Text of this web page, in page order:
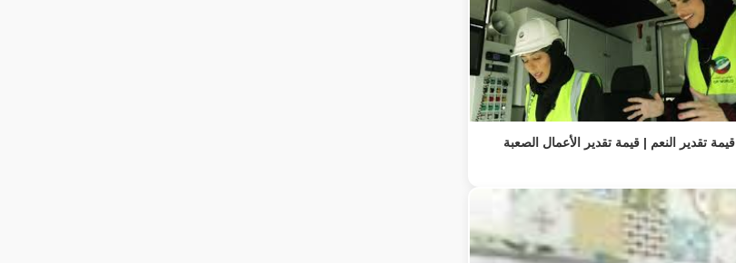
قيمة تقدير النعم | قيمة تقدير الأعمال الصعبة